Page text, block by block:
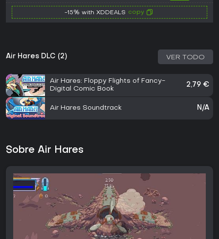
-15% with XDDEALS copy
Air Hares DLC (2) VER TODO
Air Hares: Floppy Flights of Fancy-
Digital Comic Book
2,79 €
Air Hares Soundtrack N/A
Sobre Air Hares